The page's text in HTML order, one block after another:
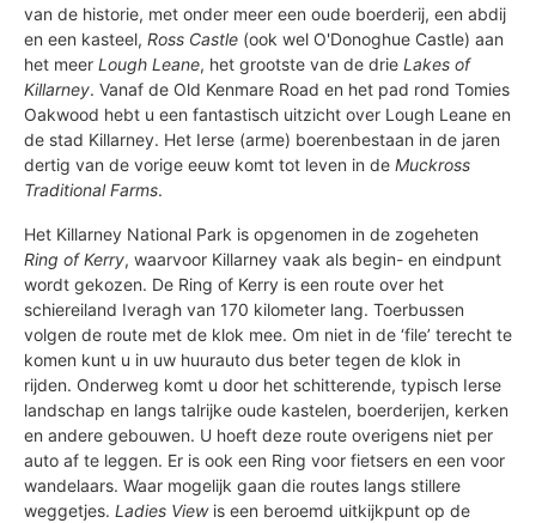
van de historie, met onder meer een oude boerderij, een abdij
en een kasteel, Ross Castle (ook wel O'Donoghue Castle) aan
het meer Lough Leane, het grootste van de drie Lakes of
Killarney. Vanaf de Old Kenmare Road en het pad rond Tomies
Oakwood hebt u een fantastisch uitzicht over Lough Leane en
de stad Killarney. Het Ierse (arme) boerenbestaan in de jaren
dertig van de vorige eeuw komt tot leven in de Muckross
Traditional Farms.
Het Killarney National Park is opgenomen in de zogeheten
Ring of Kerry, waarvoor Killarney vaak als begin- en eindpunt
wordt gekozen. De Ring of Kerry is een route over het
schiereiland Iveragh van 170 kilometer lang. Toerbussen
volgen de route met de klok mee. Om niet in de ‘file’ terecht te
komen kunt u in uw huurauto dus beter tegen de klok in
rijden. Onderweg komt u door het schitterende, typisch Ierse
landschap en langs talrijke oude kastelen, boerderijen, kerken
en andere gebouwen. U hoeft deze route overigens niet per
auto af te leggen. Er is ook een Ring voor fietsers en een voor
wandelaars. Waar mogelijk gaan die routes langs stillere
weggetjes. Ladies Viewis een beroemd uitkijkpunt op de